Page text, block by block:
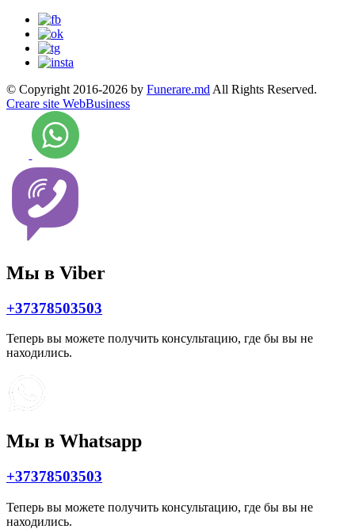
© Copyright 2016-2026 by Funerare.md All Rights Reserved.
Creare site WebBusiness
Мы в Viber
+37378503503
Теперь вы можете получить консультацию, где бы вы не
находились.
Мы в Whatsapp
+37378503503
Теперь вы можете получить консультацию, где бы вы не
находились.